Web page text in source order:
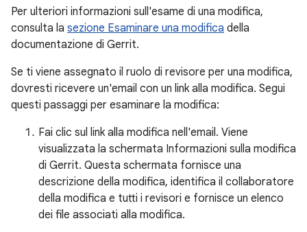
Per ulteriori informazioni sull'esame di una modifica,
consulta la sezione Esaminare una modifica della
documentazione di Gerrit.
Se ti viene assegnato il ruolo di revisore per una modifica,
dovresti ricevere un'email con un link alla modifica. Segui
questi passaggi per esaminare la modifica:
Fai clic sul link alla modifica nell'email. Viene
visualizzata la schermata Informazioni sulla modifica
di Gerrit. Questa schermata fornisce una
descrizione della modifica, identifica il collaboratore
della modifica e tutti i revisori e fornisce un elenco
dei file associati alla modifica.